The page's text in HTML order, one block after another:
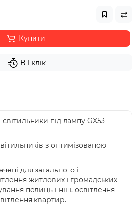
Купити
В 1 клік
під лампу GX53
з оптимізованою
для загального і
житлових і громадських
полиць і ніш, освітлення
квартир.